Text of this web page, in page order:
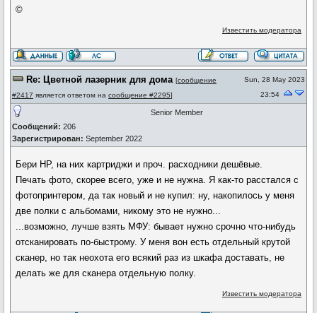
©
Известить модератора
Re: Цветной лазерник для дома [сообщение
#2417 является ответом на сообщение #2295]
Sun, 28 May 2023
23:54
Сообщений: 206
Зарегистрирован: September 2022
Senior Member
Бери HP, на них картриджи и проч. расходники дешёвые.
Печать фото, скорее всего, уже и не нужна. Я как-то расстался с
фотопринтером, да так новый и не купил: ну, накопилось у меня
две полки с альбомами, никому это не нужно...
...возможно, лучше взять МФУ: бывает нужно срочно что-нибудь
отсканировать по-быстрому. У меня вон есть отдельный крутой
сканер, но так неохота его всякий раз из шкафа доставать, не
делать же для сканера отдельную полку.
Известить модератора